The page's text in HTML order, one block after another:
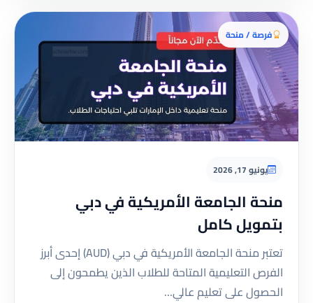
فرصة / منحة
يونيو 17, 2026
منحة الجامعة الأمريكية في دبي
بتمويل كامل
تعتبر منحة الجامعة الأمريكية في دبي (AUD) إحدى أبرز
الفرص التعليمية المتاحة للطلاب الذين يطمحون إلى
الحصول على تعليم عالي…